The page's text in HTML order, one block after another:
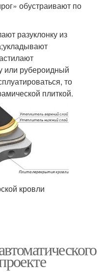
обустраивают по
разуклонку из
или рубероидный
то
плиткой.
кровли